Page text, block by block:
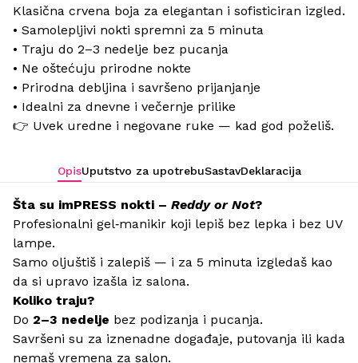
Klasična crvena boja za elegantan i sofisticiran izgled.
• Samolepljivi nokti spremni za 5 minuta
• Traju do 2–3 nedelje bez pucanja
• Ne oštećuju prirodne nokte
• Prirodna debljina i savršeno prijanjanje
• Idealni za dnevne i večernje prilike
👉 Uvek uredne i negovane ruke — kad god poželiš.
OpisUputstvo za upotrebuSastavDeklaracija
Šta su imPRESS nokti – Reddy or Not?
Profesionalni gel‑manikir koji lepiš bez lepka i bez UV
lampe.
Samo oljuštiš i zalepiš — i za 5 minuta izgledaš kao
da si upravo izašla iz salona.
Koliko traju?
Do 2–3 nedelje bez podizanja i pucanja.
Savršeni su za iznenadne događaje, putovanja ili kada
nemaš vremena za salon.